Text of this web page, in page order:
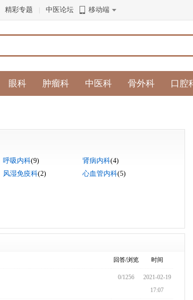
精彩专题 中医论坛 移动端
眼科 肿瘤科 中医科 骨外科 口腔
呼吸内科(9) 肾病内科(4)
风湿免疫科(2) 心血管内科(5)
回答/浏览 时间
0/1256
2021-02-19
17:07